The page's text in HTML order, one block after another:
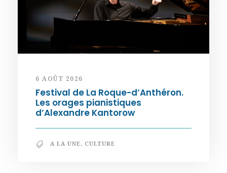
6 AOÛT 2026
Festival de La Roque-d’Anthéron.
Les orages pianistiques
d’Alexandre Kantorow
A LA UNE, CULTURE